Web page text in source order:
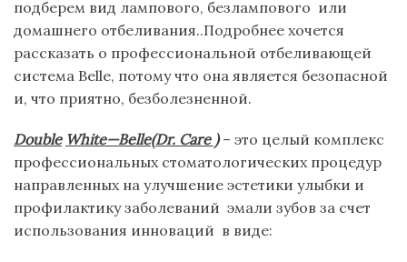
подберем вид лампового, безлампового или
домашнего отбеливания..Подробнее хочется
рассказать о профессиональной отбеливающей
система Belle, потому что она является безопасной
и, что приятно, безболезненной.
Double White—Belle(Dr. Care)– это целый комплекс
профессиональных стоматологических процедур
направленных на улучшение эстетики улыбки и
профилактику заболеваний эмали зубов за счет
использования инноваций в виде: